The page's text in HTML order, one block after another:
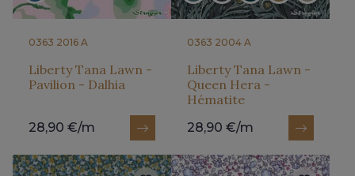
0363 2016 A
Liberty Tana Lawn -
Pavilion - Dalhia
28,90 €/m
0363 2004 A
Liberty Tana Lawn -
Queen Hera -
Hématite
28,90 €/m